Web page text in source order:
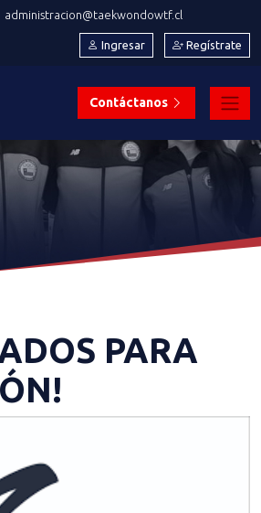
PARA
administracion@taekwondowtf.cl
Ingresar Regístrate
Contáctanos